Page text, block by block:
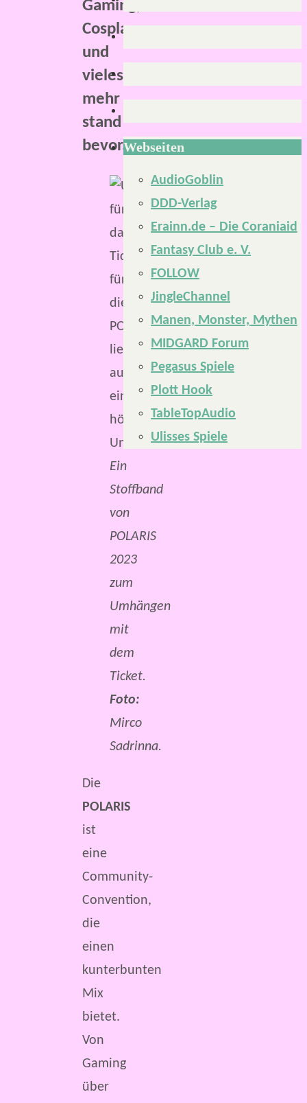
Gaming,
Cosplay
und
vieles
mehr
stand
bevor.
Ein
Stoffband
von
POLARIS
2023
zum
Umhängen
mit
dem
Ticket.
Foto:
Mirco
Sadrinna.
Die
POLARIS
ist
eine
Community-
Convention,
die
einen
kunterbunten
Mix
bietet.
Von
Gaming
über
Webseiten
AudioGoblin
DDD-Verlag
Erainn.de – Die Coraniaid
Fantasy Club e. V.
FOLLOW
JingleChannel
Manen, Monster, Mythen
MIDGARD Forum
Pegasus Spiele
Plott Hook
TableTopAudio
Ulisses Spiele